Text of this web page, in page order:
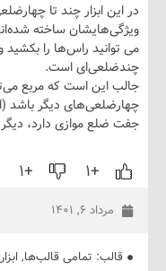
ابزار چند تا چهارضلعی دیده
ساخته شده‌اند.
راس‌ها را بکشید و ببینید
است.
است که مربع می‌تواند
دیگر باشد (البته به
موازی دارد، دیگر ذوزنقه
+۱
تمامی قالب‌ها,ابزار مجازی